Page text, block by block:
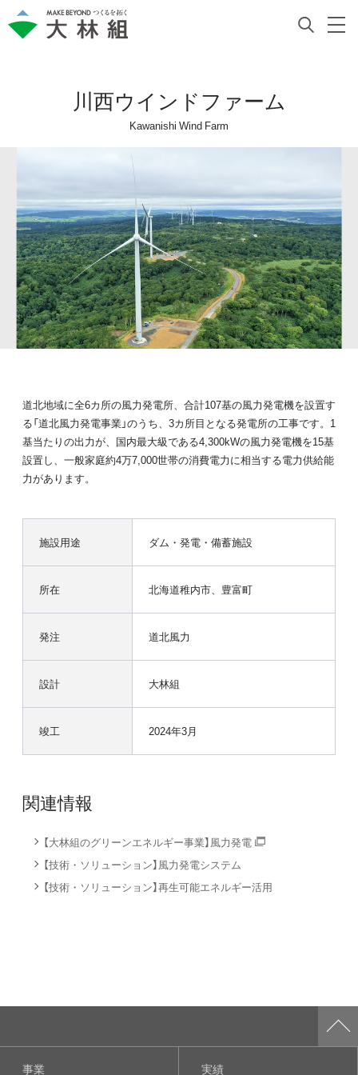
川西ウインドファーム
Kawanishi Wind Farm
道北地域に全6カ所の風力発電所、合計107基の風力発電機を設置す
る「道北風力発電事業」のうち、3カ所目となる発電所の工事です。1
基当たりの出力が、国内最大級である4,300kWの風力発電機を15基
設置し、一般家庭約4万7,000世帯の消費電力に相当する電力供給能
力があります。
施設用途 ダム・発電・備蓄施設
所在 北海道稚内市、豊富町
発注 道北風力
設計 大林組
竣工 2024年3月
関連情報
【大林組のグリーンエネルギー事業】風力発電
【技術・ソリューション】風力発電システム
【技術・ソリューション】再生可能エネルギー活用
事業 実績